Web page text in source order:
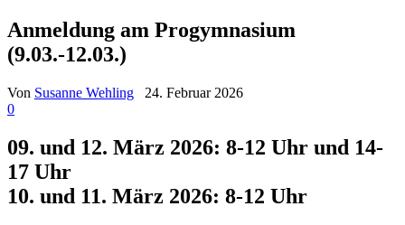
Anmeldung am Progymnasium
(9.03.-12.03.)
Von Susanne Wehling
24. Februar 2026
0
09. und 12. März 2026: 8-12 Uhr und 14-
17 Uhr
10. und 11. März 2026: 8-12 Uhr